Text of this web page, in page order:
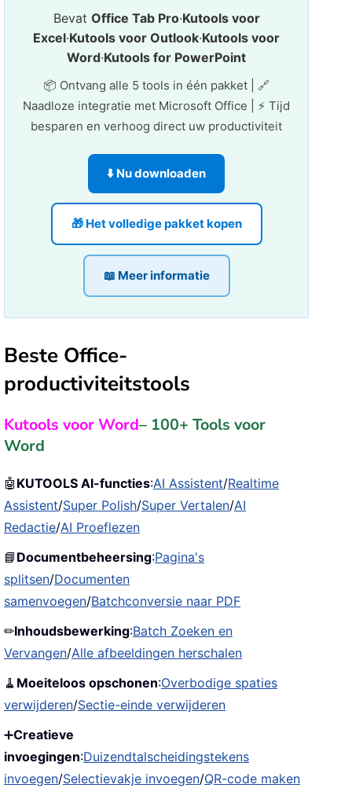
Bevat Office Tab Pro·Kutools voor
Excel·Kutools voor Outlook·Kutools voor
Word·Kutools for PowerPoint
📦 Ontvang alle 5 tools in één pakket | 🔗
Naadloze integratie met Microsoft Office | ⚡ Tijd
besparen en verhoog direct uw productiviteit
⬇️ Nu downloaden
🎁 Het volledige pakket kopen
📖 Meer informatie
Beste Office-
productiviteitstools
Kutools voor Word– 100+ Tools voor
Word
🤖 KUTOOLS AI-functies:AI Assistent/Realtime
Assistent/Super Polish/Super Vertalen/AI
Redactie/AI Proeflezen
📘 Documentbeheersing:Pagina's
splitsen/Documenten
samenvoegen/Batchconversie naar PDF
✏Inhoudsbewerking:Batch Zoeken en
Vervangen/Alle afbeeldingen herschalen
🧹 Moeiteloos opschonen:Overbodige spaties
verwijderen/Sectie-einde verwijderen
➕Creatieve
invoegingen:Duizendtalscheidingstekens
invoegen/Selectievakje invoegen/QR-code maken